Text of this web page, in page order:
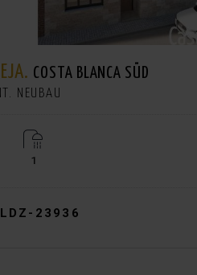
COSTA BLANCA SÜD
NEUBAU
1
23936